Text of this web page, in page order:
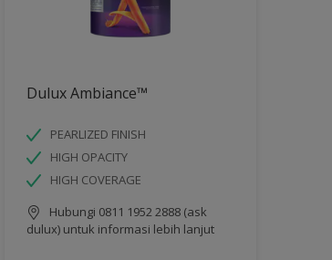
Dulux Ambiance™
PEARLIZED FINISH
HIGH OPACITY
HIGH COVERAGE
Hubungi 0811 1952 2888 (ask
dulux) untuk informasi lebih lanjut